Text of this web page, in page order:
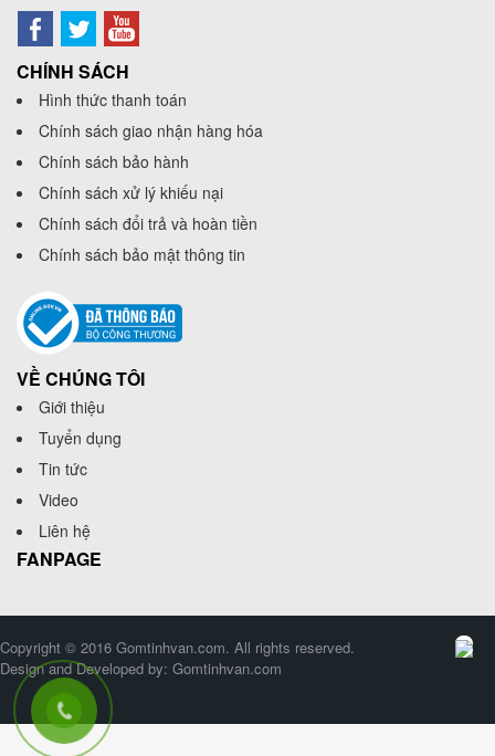
CHÍNH SÁCH
Hình thức thanh toán
Chính sách giao nhận hàng hóa
Chính sách bảo hành
Chính sách xử lý khiếu nại
Chính sách đổi trả và hoàn tiền
Chính sách bảo mật thông tin
VỀ CHÚNG TÔI
Giới thiệu
Tuyển dụng
Tin tức
Video
Liên hệ
FANPAGE
Copyright © 2016 Gomtinhvan.com. All rights reserved.
Design and Developed by: Gomtinhvan.com